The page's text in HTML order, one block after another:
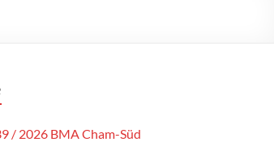
/ 2026 BMA Cham-Süd